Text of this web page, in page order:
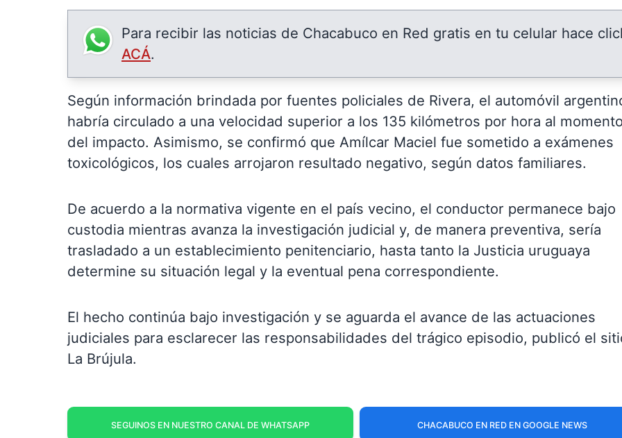
Para recibir las noticias de Chacabuco en Red gratis en tu celular hace
ACÁ.
Según información brindada por fuentes policiales de Rivera, el automóvil
habría circulado a una velocidad superior a los 135 kilómetros por hora al
del impacto. Asimismo, se confirmó que Amílcar Maciel fue sometido a exámenes
toxicológicos, los cuales arrojaron resultado negativo, según datos familiares.
De acuerdo a la normativa vigente en el país vecino, el conductor permanece bajo
custodia mientras avanza la investigación judicial y, de manera preventiva, sería
trasladado a un establecimiento penitenciario, hasta tanto la Justicia uruguaya
determine su situación legal y la eventual pena correspondiente.
El hecho continúa bajo investigación y se aguarda el avance de las actuaciones
judiciales para esclarecer las responsabilidades del trágico episodio, publicó el
La Brújula.
SEGUINOS EN NUESTRO CANAL DE WHATSAPP CHACABUCO EN RED EN GOOGLE NEWS